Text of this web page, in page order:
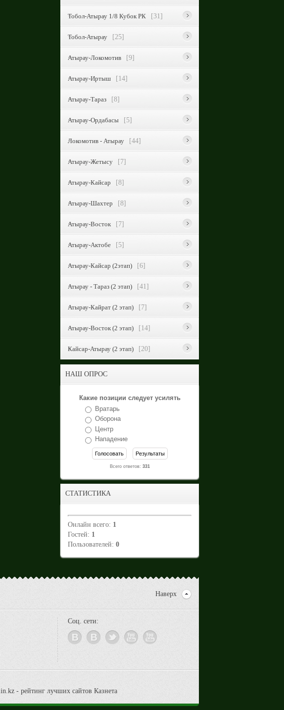
Тобол-Атырау 1/8 Кубок РК [31]
Тобол-Атырау [25]
Атырау-Локомотив [9]
Атырау-Иртыш [14]
Атырау-Тараз [8]
Атырау-Ордабасы [5]
Локомотив - Атырау [44]
Атырау-Жетысу [7]
Атырау-Кайсар [8]
Атырау-Шахтер [8]
Атырау-Восток [7]
Атырау-Актобе [5]
Атырау-Кайсар (2этап) [6]
Атырау - Тараз (2 этап) [41]
Атырау-Кайрат (2 этап) [7]
Атырау-Восток (2 этап) [14]
Кайсар-Атырау (2 этап) [20]
НАШ ОПРОС
Какие позиции следует усилять
Вратарь
Оборона
Центр
Нападение
Всего ответов: 331
СТАТИСТИКА
Онлайн всего: 1
Гостей: 1
Пользователей: 0
Наверх
Соц. сети: